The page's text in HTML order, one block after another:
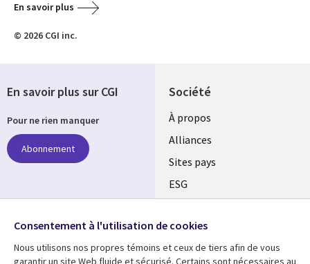
En savoir plus
© 2026 CGI inc.
Société
À propos
Alliances
Sites pays
ESG
Fusions
Salle de presse
En savoir plus sur CGI
Pour ne rien manquer
Abonnement
Suivez-nous
Social
Consentement à l'utilisation de cookies
Nous utilisons nos propres témoins et ceux de tiers afin de vous
garantir un site Web fluide et sécurisé. Certains sont nécessaires au